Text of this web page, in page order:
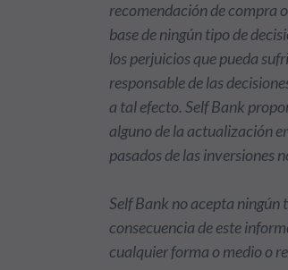
recomendación de compra
base de ningún tipo de
los perjuicios que pueda
responsable de las
a tal efecto. Self Bank
alguno de la actualización
pasados de las inversiones
Self Bank no acepta ningún
consecuencia de este
cualquier forma o medio o